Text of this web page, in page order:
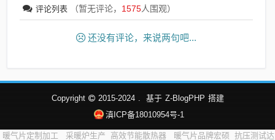
评论列表 （暂无评论， 1575人围观）
还没有评论，来说两句吧...
Copyright 2015-2024 . 基于 Z-BlogPHP 搭建
滇ICP备18010954号-1
暖气片定制加工 采暖炉生产 高效节能散热器 暖气片品牌宏硕 抗压测试达